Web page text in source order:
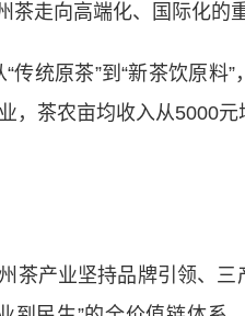
走向高端化、国际化的
统原茶”到“新茶饮原料”
，茶农亩均收入从5000
产业坚持品牌引领、三